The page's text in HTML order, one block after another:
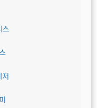
스